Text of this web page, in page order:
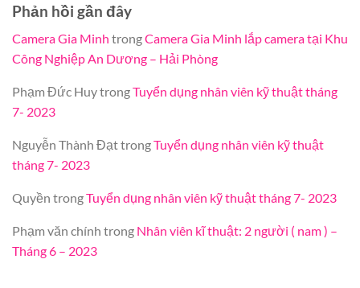
Phản hồi gần đây
Camera Gia Minh trongCamera Gia Minh lắp camera tại Khu
Công Nghiệp An Dương – Hải Phòng
Phạm Đức HuytrongTuyển dụng nhân viên kỹ thuật tháng
7- 2023
Nguyễn Thành ĐạttrongTuyển dụng nhân viên kỹ thuật
tháng 7- 2023
Quyền trongTuyển dụng nhân viên kỹ thuật tháng 7- 2023
Phạm văn chính trong Nhân viên kĩ thuật: 2 người ( nam ) –
Tháng 6 – 2023